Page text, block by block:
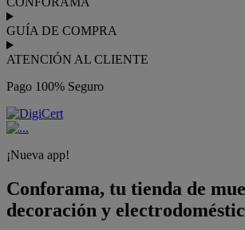
GUÍA DE COMPRA
ATENCIÓN AL CLIENTE
Pago 100% Seguro
¡Nueva app!
Conforama, tu tienda de
decoración y